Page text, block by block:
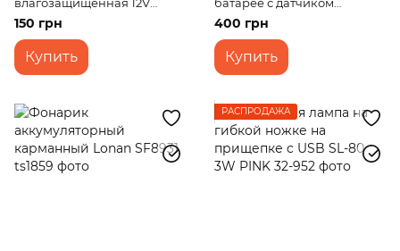
14.4W 5050 WHITE PCB RGB
IP65 1m (BY-009/60)
150 грн
Купить
движения с аккумулятором
LED IP65 LS-010/3W CW
400 грн
Купить
РАСПРОДАЖА